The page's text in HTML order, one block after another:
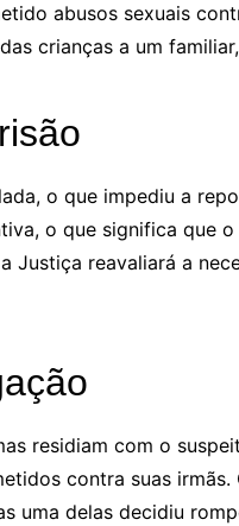
abusos sexuais
crianças a um
o que impediu a
o que significa que
Justiça reavaliará a
residiam com o
contra suas
uma delas decidiu